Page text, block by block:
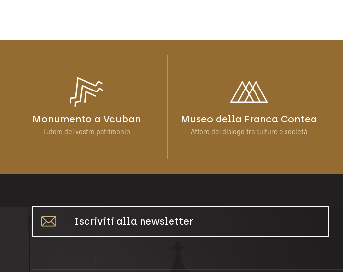
Monumento a Vauban
Tutore del vostro patrimonio
Museo della Franca Contea
Attore del dialogo tra culture e società
Iscriviti alla newsletter